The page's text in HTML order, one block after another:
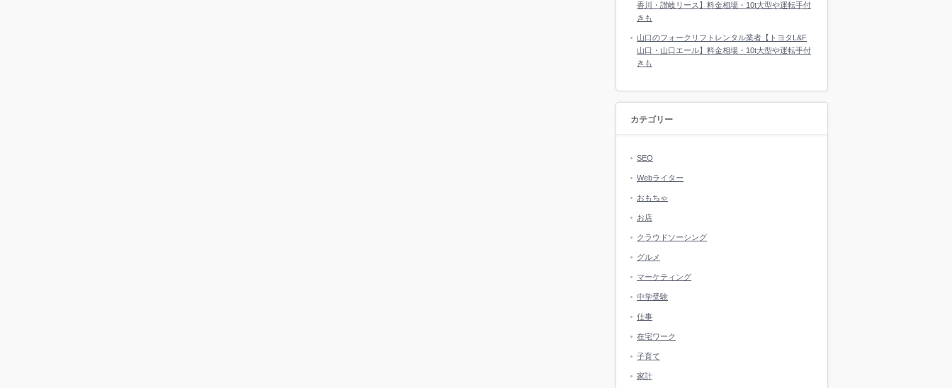
香川・讃岐リース】料金相場・10t大型や運転手付
きも
山口のフォークリフトレンタル業者【トヨタL&F
山口・山口エール】料金相場・10t大型や運転手付
きも
カテゴリー
SEO
Webライター
おもちゃ
お店
クラウドソーシング
グルメ
マーケティング
中学受験
仕事
在宅ワーク
子育て
家計